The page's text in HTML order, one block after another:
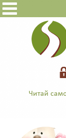
Читай